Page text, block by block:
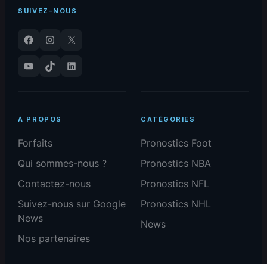
SUIVEZ-NOUS
Facebook Instagram
X
YouTube
TikTok LinkedIn
À PROPOS
Forfaits
Qui sommes-nous ?
Contactez-nous
Suivez-nous sur Google
News
Nos partenaires
CATÉGORIES
Pronostics Foot
Pronostics NBA
Pronostics NFL
Pronostics NHL
News